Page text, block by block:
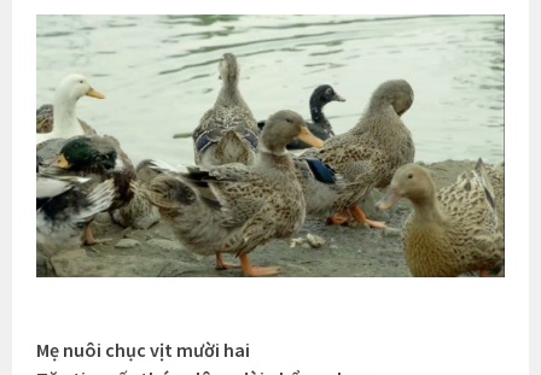
Mẹ nuôi chục vịt mười hai